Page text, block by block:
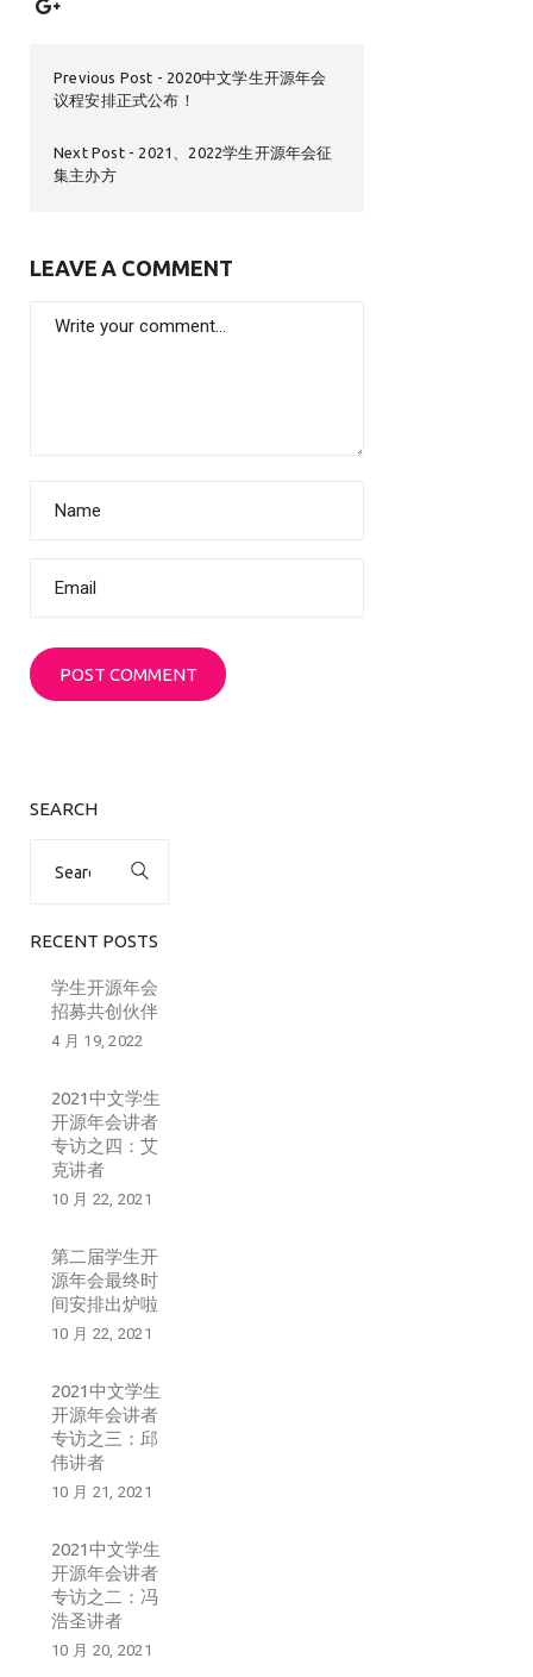
Previous Post
2020中文学生开源年会
议程安排正式公布！
Next Post
2021、2022学生开源年会征
集主办方
LEAVE A COMMENT
SEARCH
RECENT POSTS
学生开源年会
招募共创伙伴
4 月 19, 2022
2021中文学生
开源年会讲者
专访之四：艾
克讲者
10 月 22, 2021
第二届学生开
源年会最终时
间安排出炉啦
10 月 22, 2021
2021中文学生
开源年会讲者
专访之三：邱
伟讲者
10 月 21, 2021
2021中文学生
开源年会讲者
专访之二：冯
浩圣讲者
10 月 20, 2021